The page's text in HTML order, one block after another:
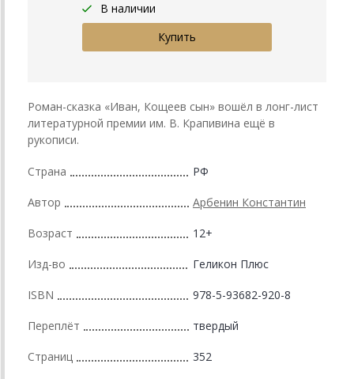
В наличии
Роман-сказка «Иван, Кощеев сын» вошёл в лонг-лист
литературной премии им. В. Крапивина ещё в
рукописи.
Страна РФ
Автор Арбенин Константин
Возраст 12+
Изд-во Геликон Плюс
ISBN 978-5-93682-920-8
Переплёт твердый
Страниц 352